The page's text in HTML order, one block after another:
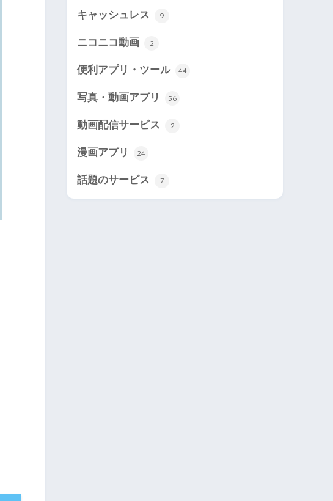
キャッシュレス 9
ニコニコ動画 2
便利アプリ・ツール 44
写真・動画アプリ 56
動画配信サービス 2
漫画アプリ 24
話題のサービス 7